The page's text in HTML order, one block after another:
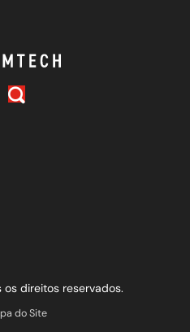
direitos reservados.
do Site